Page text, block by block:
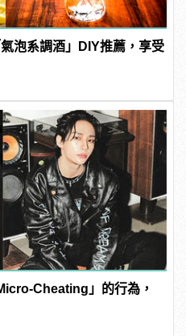
泡系調酒」DIY推薦，享受
Cheating」的行為，